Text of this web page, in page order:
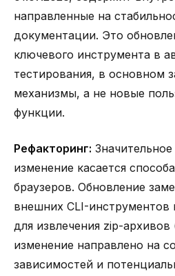
направленные на
документации. Это
ключевого инструмента в
тестирования, в основном
механизмы, а не новые
функции.
Рефакторинг:
изменение касается
браузеров. Обновление
внешних CLI-инструментов
для извлечения zip-архивов
изменение направлено на
зависимостей и